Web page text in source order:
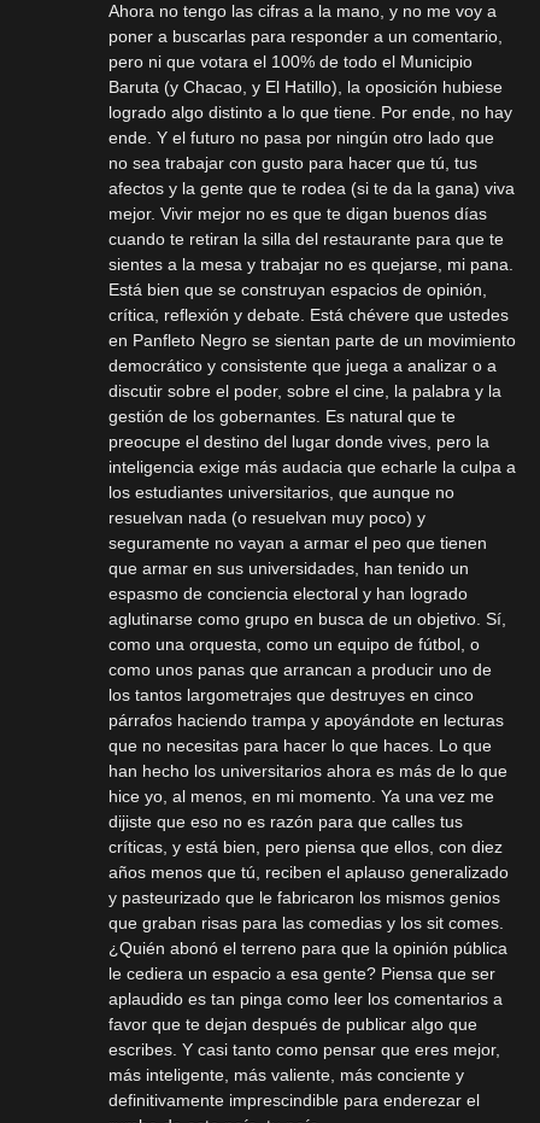
Ahora no tengo las cifras a la mano, y no me voy a
poner a buscarlas para responder a un comentario,
pero ni que votara el 100% de todo el Municipio
Baruta (y Chacao, y El Hatillo), la oposición hubiese
logrado algo distinto a lo que tiene. Por ende, no hay
ende. Y el futuro no pasa por ningún otro lado que
no sea trabajar con gusto para hacer que tú, tus
afectos y la gente que te rodea (si te da la gana) viva
mejor. Vivir mejor no es que te digan buenos días
cuando te retiran la silla del restaurante para que te
sientes a la mesa y trabajar no es quejarse, mi pana.
Está bien que se construyan espacios de opinión,
crítica, reflexión y debate. Está chévere que ustedes
en Panfleto Negro se sientan parte de un movimiento
democrático y consistente que juega a analizar o a
discutir sobre el poder, sobre el cine, la palabra y la
gestión de los gobernantes. Es natural que te
preocupe el destino del lugar donde vives, pero la
inteligencia exige más audacia que echarle la culpa a
los estudiantes universitarios, que aunque no
resuelvan nada (o resuelvan muy poco) y
seguramente no vayan a armar el peo que tienen
que armar en sus universidades, han tenido un
espasmo de conciencia electoral y han logrado
aglutinarse como grupo en busca de un objetivo. Sí,
como una orquesta, como un equipo de fútbol, o
como unos panas que arrancan a producir uno de
los tantos largometrajes que destruyes en cinco
párrafos haciendo trampa y apoyándote en lecturas
que no necesitas para hacer lo que haces. Lo que
han hecho los universitarios ahora es más de lo que
hice yo, al menos, en mi momento. Ya una vez me
dijiste que eso no es razón para que calles tus
críticas, y está bien, pero piensa que ellos, con diez
años menos que tú, reciben el aplauso generalizado
y pasteurizado que le fabricaron los mismos genios
que graban risas para las comedias y los sit comes.
¿Quién abonó el terreno para que la opinión pública
le cediera un espacio a esa gente? Piensa que ser
aplaudido es tan pinga como leer los comentarios a
favor que te dejan después de publicar algo que
escribes. Y casi tanto como pensar que eres mejor,
más inteligente, más valiente, más conciente y
definitivamente imprescindible para enderezar el